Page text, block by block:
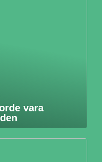
vara